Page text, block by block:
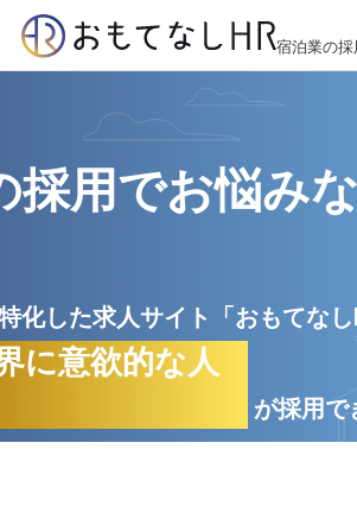
宿泊業の採
採用でお悩みな
化した求人サイト「おもてなし
に意欲的な人
が採用で